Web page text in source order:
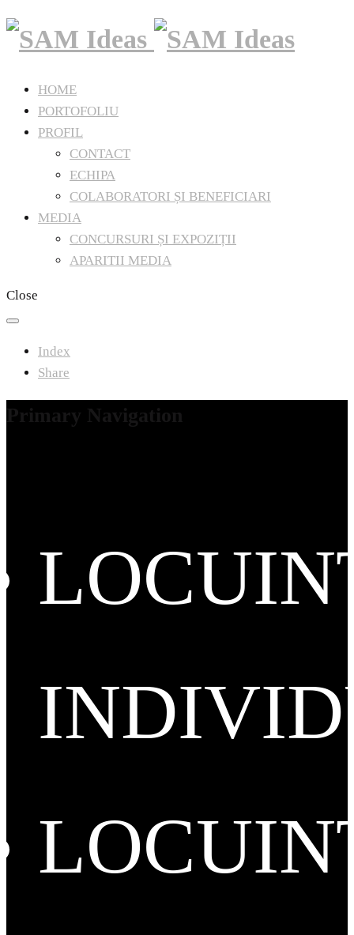
HOME
PORTOFOLIU
PROFIL
CONTACT
ECHIPA
COLABORATORI ȘI BENEFICIARI
MEDIA
CONCURSURI ȘI EXPOZIȚII
APARITII MEDIA
Close
Index
Share